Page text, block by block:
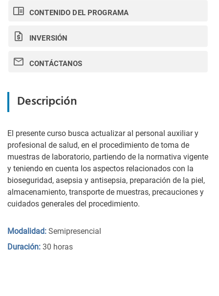
CONTENIDO DEL PROGRAMA
INVERSIÓN
CONTÁCTANOS
Descripción
El presente curso busca actualizar al personal auxiliar y
profesional de salud, en el procedimiento de toma de
muestras de laboratorio, partiendo de la normativa vigente
y teniendo en cuenta los aspectos relacionados con la
bioseguridad, asepsia y antisepsia, preparación de la piel,
almacenamiento, transporte de muestras, precauciones y
cuidados generales del procedimiento.
Modalidad: Semipresencial
Duración: 30 horas